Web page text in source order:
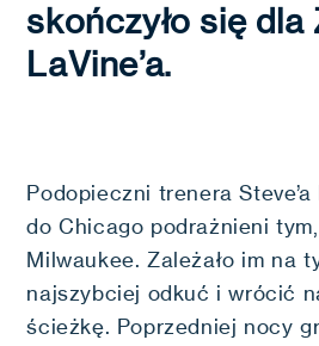
skończyło się dla
LaVine’a.
Podopieczni trenera
do Chicago podrażnieni
Milwaukee. Zależało im na
najszybciej odkuć i wrócić
ścieżkę. Poprzedniej nocy